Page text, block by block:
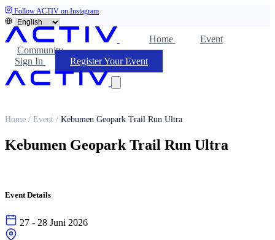
Follow ACTIV on Instagram
Home
Event
Community
Sign In
Register Your Event
Home / Event / Kebumen Geopark Trail Run Ultra
Kebumen Geopark Trail Run Ultra
Event Details
27 - 28 Juni 2026